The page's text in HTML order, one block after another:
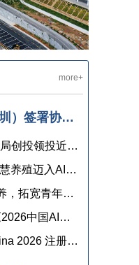
more+
超擎数智与香港中文大学（深圳）签署协议，共建人工智能和边缘计算联合实验室，打造产学研用协同创新高地
率先跑通盈利，智谷天厨获招商局创投领投近亿元融资
魔芋AI机器人商用落地，蛋鸡智慧养殖迈入AI检测时代
“科创英才计划”赋能科创人才培养，拓宽青年职业发展新通道
面壁智能CTO曾国洋获评央视《2026中国AI盛典》“年度AI人物”
早鸟优惠进行中 | CCF HPC China 2026 注册已开启